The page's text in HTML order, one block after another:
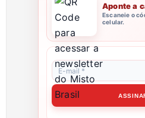
Aponte a
Escaneie o
celular.